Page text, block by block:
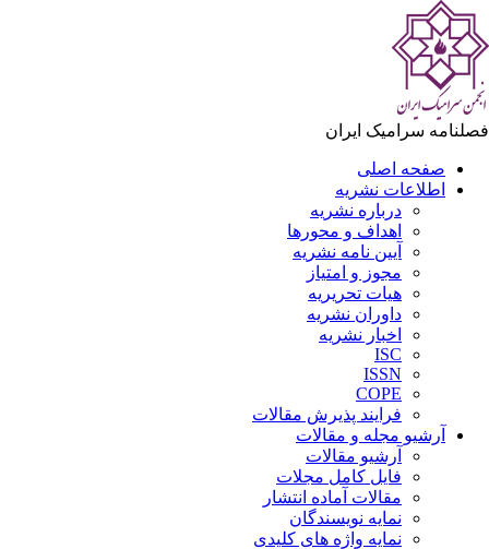
سرامیک ایران
صفحه اصلی
اطلاعات نشریه
درباره نشریه
اهداف و محورها
آیین نامه نشریه
مجوز و امتیاز
هیات تحریریه
داوران نشریه
اخبار نشریه
ISC
ISSN
COPE
فرایند پذیرش مقالات
آرشیو مجله و مقالات
آرشیو مقالات
فایل کامل مجلات
مقالات آماده انتشار
نمایه نویسندگان
نمایه واژه های کلیدی